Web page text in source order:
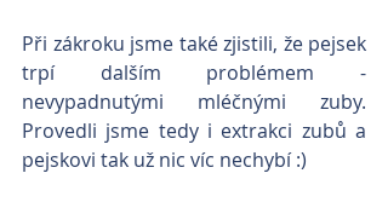
Při zákroku jsme také zjistili, že pejsek
trpí dalším problémem -
nevypadnutými mléčnými zuby.
Provedli jsme tedy i extrakci zubů a
pejskovi tak už nic víc nechybí :)